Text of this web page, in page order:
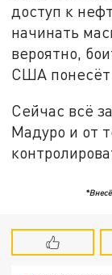
доступ к
начинать
вероятно,
США понесёт
Сейчас всё
Мадуро и от